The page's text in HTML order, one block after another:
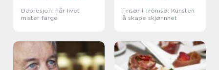
Depresjon: når livet
mister farge
Frisør i Tromsø: Kunsten
å skape skjønnhet